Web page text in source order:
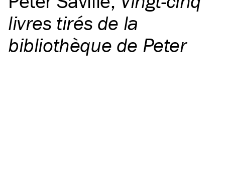
livres tirés de la
bibliothèque de Peter